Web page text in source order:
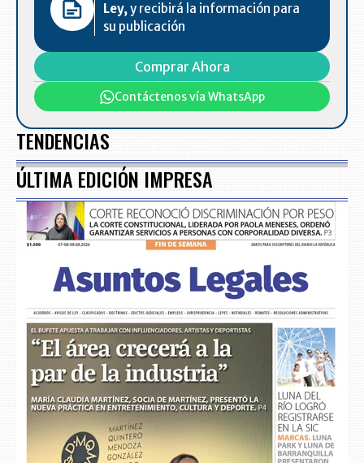
Ley,y recibirá la información para
su publicación
Comprar Ahora
Contáctenos vía WhatsApp
TENDENCIAS
ÚLTIMA EDICIÓN IMPRESA